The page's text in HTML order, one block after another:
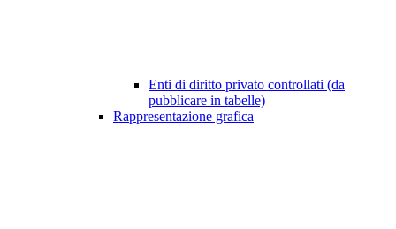
Enti di diritto privato controllati (da
pubblicare in tabelle)
Rappresentazione grafica